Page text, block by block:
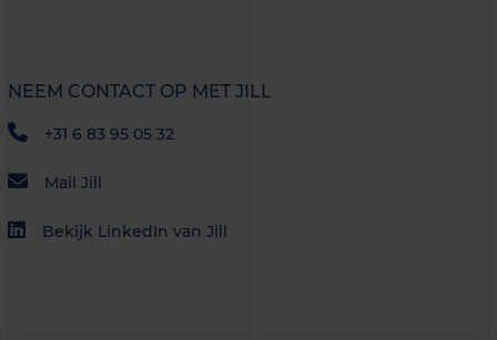
NEEM CONTACT OP MET JILL
+31 6 83 95 05 32
Mail Jill
Bekijk LinkedIn van Jill